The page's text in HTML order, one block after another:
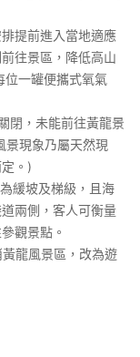
提前進入當地適應
往景區，降低高山
位一罐便攜式氧氣
閉，未能前往黃龍景
景現象乃屬天然現
。)
緩坡及梯級，且海
兩側，客人可衡量
觀景點。
龍風景區，改為遊